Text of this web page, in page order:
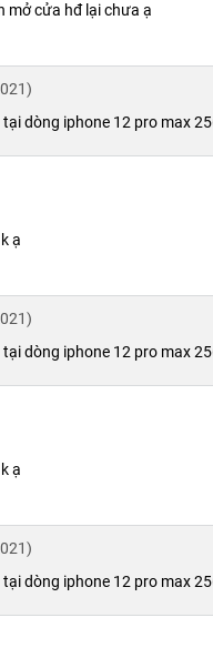
bao h công bố
chúng ta mới có thể
256GB
Store và chơi mà
khó được iPhone 12
chuyên nghiệp đa
iPhone có camera tốt
của
chính có cảm biến
mở cửa hđ lại chưa ạ
dòng iphone 12 pro max
ạ
dòng iphone 12 pro max
ạ
dòng iphone 12 pro max